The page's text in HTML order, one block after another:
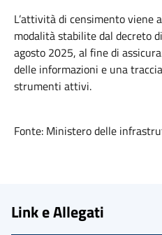
L’attività di censimento viene
modalità stabilite dal decreto
agosto 2025, al fine di
delle informazioni e una
strumenti attivi.
Fonte: Ministero delle
Link e Allegati